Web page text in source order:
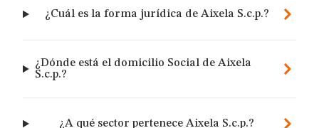
¿Cuál es la forma jurídica de Aixela S.c.p.?
¿Dónde está el domicilio Social de Aixela
S.c.p.?
¿A qué sector pertenece Aixela S.c.p.?